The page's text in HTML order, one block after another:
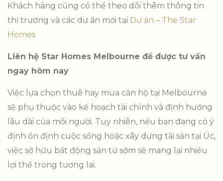
Khách hàng cũng có thể theo dõi thêm thông tin
thị trường và các dự án mới tại Dự án – The Star
Homes
Liên hệ Star Homes Melbourne để được tư vấn
ngay hôm nay
Việc lựa chọn thuê hay mua căn hộ tại Melbourne
sẽ phụ thuộc vào kế hoạch tài chính và định hướng
lâu dài của mỗi người. Tuy nhiên, nếu bạn đang có ý
định ổn định cuộc sống hoặc xây dựng tài sản tại Úc,
việc sở hữu bất động sản từ sớm sẽ mang lại nhiều
lợi thế trong tương lai.